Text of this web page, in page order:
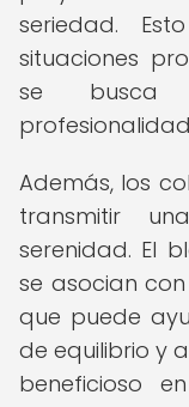
seriedad.
situaciones
se busca
Además, los
transmitir
serenidad. El
se asocian
que puede
de equilibrio y
beneficioso